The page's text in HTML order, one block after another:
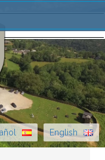
English